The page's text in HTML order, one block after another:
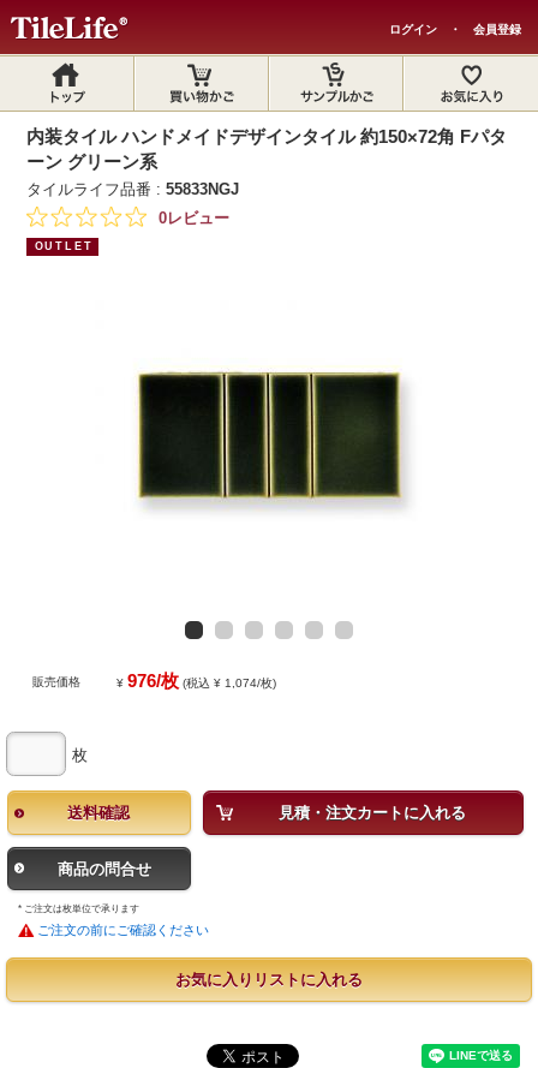
ログイン ・ 会員登録
内装タイル ハンドメイドデザインタイル 約150×72角 Fパタ
ーン グリーン系
タイルライフ品番 :55833NGJ
0レビュー
OUTLET
販売価格 ¥976/枚 (税込 ¥ 1,074/枚)
枚
送料確認 見積・注文カートに入れる
商品の問合せ
* ご注文は枚単位で承ります
ご注文の前にご確認ください
お気に入りリストに入れる